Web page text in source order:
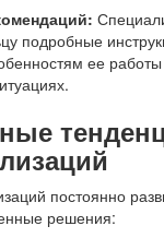
подробные
ее
постоянно
решения: